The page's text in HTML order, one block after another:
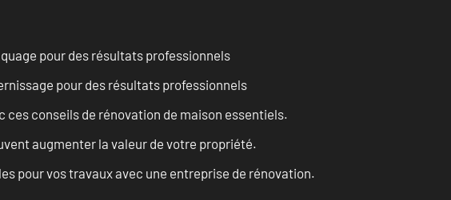
pour des résultats professionnels
pour des résultats professionnels
ces conseils de rénovation de maison essentiels.
augmenter la valeur de votre propriété.
pour vos travaux avec une entreprise de rénovation.